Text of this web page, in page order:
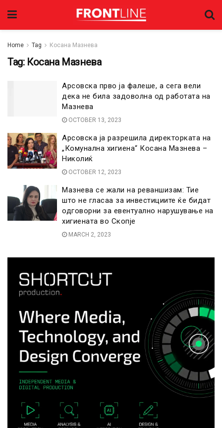
Home Tag Косана Мазнева
Tag: Косана Мазнева
Арсовска прво ја фалеше, а сега вели
дека не била задоволна од работата на
Мазнева
OCTOBER 13, 2023
Арсовска ја разрешила директорката на
„Комунална хигиена“ Косана Мазнева –
Николиќ
OCTOBER 12, 2023
Мазнева се жали на реваншизам: Тие
што не гласаа за инвестициите ќе бидат
одговорни за евентуално нарушување на
хигиената во Скопје
MARCH 2, 2023